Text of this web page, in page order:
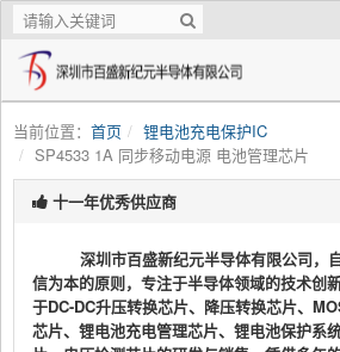
当前位置： 首页
锂电池充电保护IC
SP4533 1A 同步移动电源 电池管理芯片
十一年优秀供应商
深圳市百盛新纪元半导体有限公司，
信为本的原则，专注于半导体领域的技术创
于DC-DC升压转换芯片、降压转换芯片、
芯片、锂电池充电管理芯片、锂电池保护系